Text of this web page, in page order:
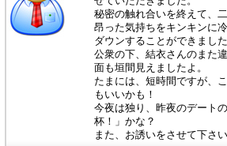
秘密の触れ合いを終えて、
昂った気持ちをキンキンに
ダウンすることができました
公衆の下、結衣さんのまた
面も垣間見えましたよ。
たまには、短時間ですが、
もいいかも！
今夜は独り、昨夜のデート
杯！」かな？
また、お誘いをさせて下さい